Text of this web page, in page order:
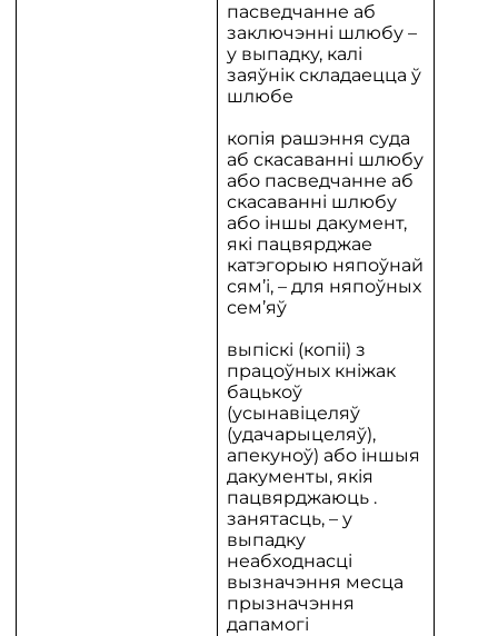
пасведчанне аб
заключэнні шлюбу –
у выпадку, калі
заяўнік складаецца ў
шлюбе
копія рашэння суда
аб скасаванні шлюбу
або пасведчанне аб
скасаванні шлюбу
або іншы дакумент,
які пацвярджае
катэгорыю няпоўнай
сям’і, – для няпоўных
сем’яў
выпіскі (копіі) з
працоўных кніжак
бацькоў
(усынавіцеляў
(удачарыцеляў),
апекуноў) або іншыя
дакументы, якія
пацвярджаюць .
занятасць, – у
выпадку
неабходнасці
вызначэння месца
прызначэння
дапамогі